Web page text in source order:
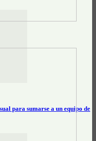
para sumarse a un equipo de